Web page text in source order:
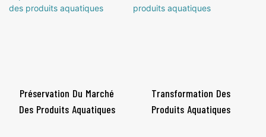
Préservation Du Marché
Des Produits Aquatiques
Transformation Des
Produits Aquatiques